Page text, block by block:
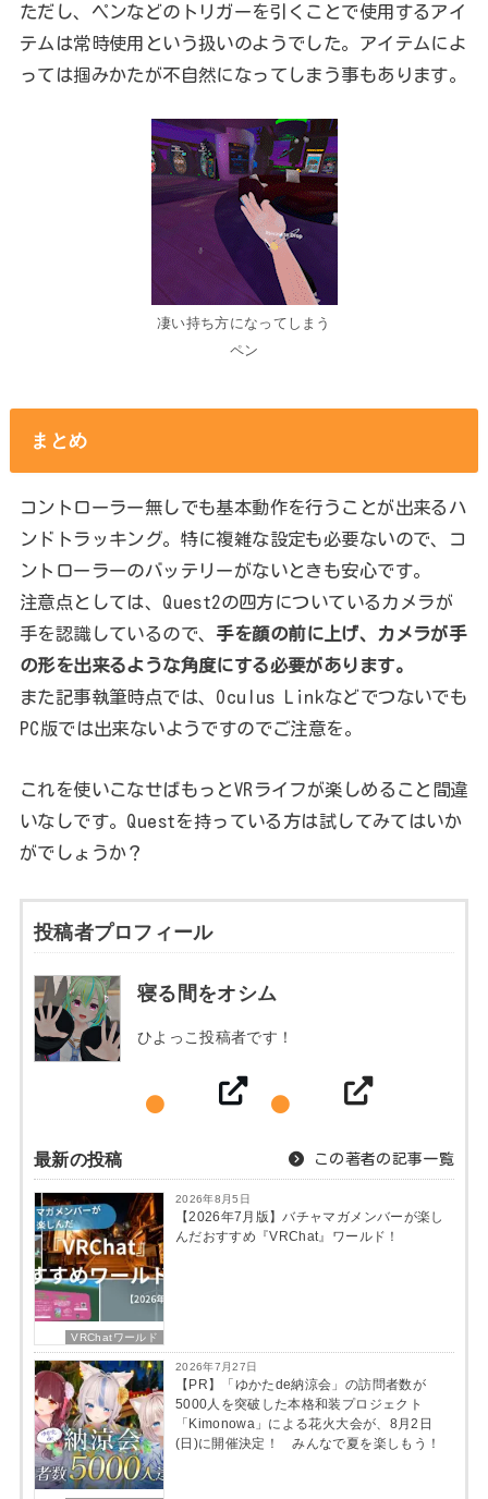
ただし、ペンなどのトリガーを引くことで使用するアイ
テムは常時使用という扱いのようでした。アイテムによ
っては掴みかたが不自然になってしまう事もあります。
凄い持ち方になってしまう
ペン
まとめ
コントローラー無しでも基本動作を行うことが出来るハ
ンドトラッキング。特に複雑な設定も必要ないので、コ
ントローラーのバッテリーがないときも安心です。
注意点としては、Quest2の四方についているカメラが
手を認識しているので、 手を顔の前に上げ、カメラが手
の形を出来るような角度にする必要があります。
また記事執筆時点では、Oculus Linkなどでつないでも
PC版では出来ないようですのでご注意を。
これを使いこなせばもっとVRライフが楽しめること間違
いなしです。Questを持っている方は試してみてはいか
がでしょうか？
投稿者プロフィール
寝る間をオシム
ひよっこ投稿者です！
最新の投稿 この著者の記事一覧
VRChatワールド
2026年8月5日
【2026年7月版】バチャマガメンバーが楽し
んだおすすめ『VRChat』ワールド！
2026年7月27日
【PR】「ゆかたde納涼会」の訪問者数が
5000人を突破した本格和装プロジェクト
「Kimonowa」による花火大会が、8月2日
(日)に開催決定！ みんなで夏を楽しもう！